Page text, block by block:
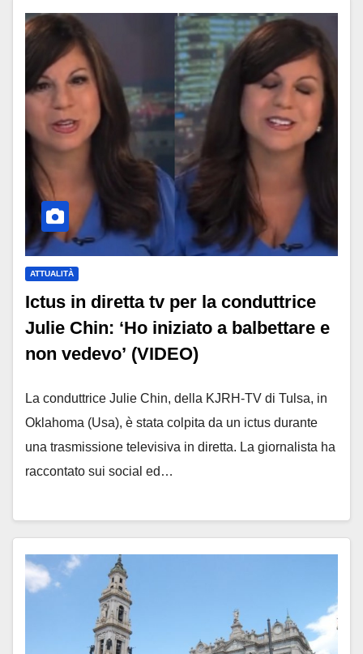
ATTUALITÀ
Ictus in diretta tv per la conduttrice
Julie Chin: ‘Ho iniziato a balbettare e
non vedevo’ (VIDEO)
La conduttrice Julie Chin, della KJRH-TV di Tulsa, in
Oklahoma (Usa), è stata colpita da un ictus durante
una trasmissione televisiva in diretta. La giornalista ha
raccontato sui social ed…